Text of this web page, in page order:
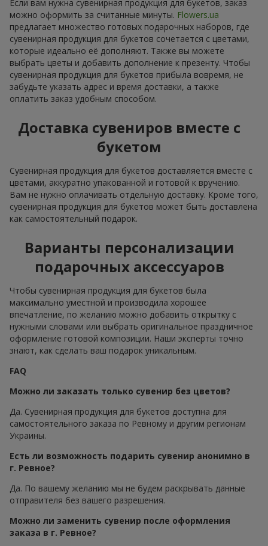
Если вам нужна сувенирная продукция для букетов, заказ
можно оформить за считанные минуты. Flowers.ua
предлагает множество готовых подарочных наборов, где
сувенирная продукция для букетов сочетается с цветами,
которые идеально её дополняют. Также вы можете
выбрать цветы и добавить дополнение к презенту. Чтобы
сувенирная продукция для букетов прибыла вовремя, не
забудьте указать адрес и время доставки, а также
оплатить заказ удобным способом.
Доставка сувениров вместе с
букетом
Сувенирная продукция для букетов доставляется вместе с
цветами, аккуратно упакованной и готовой к вручению.
Вам не нужно оплачивать отдельную доставку. Кроме того,
сувенирная продукция для букетов может быть доставлена
как самостоятельный подарок.
Варианты персонализации
подарочных аксессуаров
Чтобы сувенирная продукция для букетов была
максимально уместной и производила хорошее
впечатление, по желанию можно добавить открытку с
нужными словами или выбрать оригинальное праздничное
оформление готовой композиции. Наши эксперты точно
знают, как сделать ваш подарок уникальным.
FAQ
Можно ли заказать только сувенир без цветов?
Да. Сувенирная продукция для букетов доступна для
самостоятельного заказа по Ревному и другим регионам
Украины.
Есть ли возможность подарить сувенир анонимно в
г. Ревное?
Да. По вашему желанию мы не будем раскрывать данные
отправителя без вашего разрешения.
Можно ли заменить сувенир после оформления
заказа в г. Ревное?